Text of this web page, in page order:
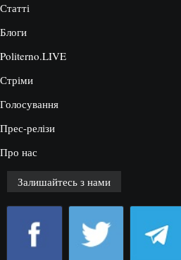
Статті
Блоги
Politerno.LIVE
Стріми
Голосування
Прес-релізи
Про нас
Залишайтесь з нами